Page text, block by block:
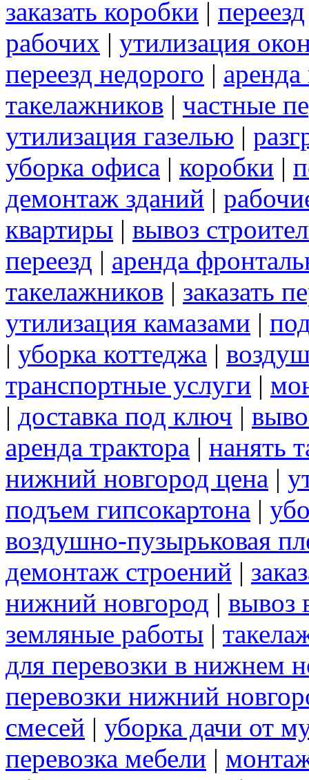
заказать коробки | переезд
рабочих | утилизация
переезд недорого | аренда
такелажников | частные
утилизация газелью |
уборка офиса | коробки |
демонтаж зданий |
квартиры | вывоз
переезд | аренда
такелажников | заказать
утилизация камазами |
| уборка коттеджа |
транспортные услуги |
| доставка под ключ |
аренда трактора | нанять
нижний новгород цена |
подъем гипсокартона |
воздушно-пузырьковая
демонтаж строений |
нижний новгород | вывоз
земляные работы |
для перевозки в нижнем
перевозки нижний
смесей | уборка дачи от
перевозка мебели |